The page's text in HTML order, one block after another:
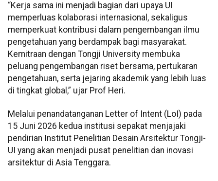
“Kerja sama ini menjadi bagian dari upaya UI
memperluas kolaborasi internasional, sekaligus
memperkuat kontribusi dalam pengembangan ilmu
pengetahuan yang berdampak bagi masyarakat.
Kemitraan dengan Tongji University membuka
peluang pengembangan riset bersama, pertukaran
pengetahuan, serta jejaring akademik yang lebih luas
di tingkat global,” ujar Prof Heri.
Melalui penandatanganan Letter of Intent (LoI) pada
15 Juni 2026 kedua institusi sepakat menjajaki
pendirian Institut Penelitian Desain Arsitektur Tongji-
UI yang akan menjadi pusat penelitian dan inovasi
arsitektur di Asia Tenggara.